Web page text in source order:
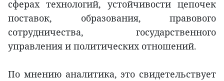
сферах технологий, устойчивости цепочек
поставок, образования, правового
сотрудничества, государственного
управления и политических отношений.
По мнению аналитика, это свидетельствует